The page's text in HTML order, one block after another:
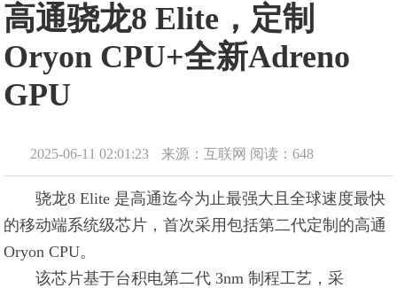
高通骁龙8 Elite，定制
Oryon CPU+全新Adreno
GPU
2025-06-11 02:01:23 来源：互联网 阅读：648
骁龙8 Elite 是高通迄今为止最强大且全球速度最快
的移动端系统级芯片，首次采用包括第二代定制的高通
Oryon CPU。
该芯片基于台积电第二代 3nm 制程工艺，采